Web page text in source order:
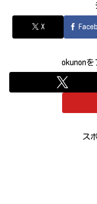
X
okunon
ス